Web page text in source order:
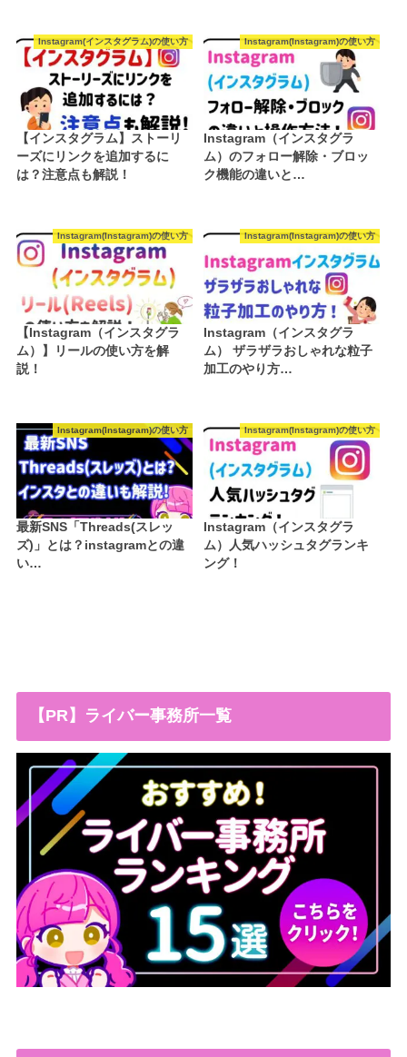
Instagram(インスタグラム)の使い方
【インスタグラム】ストーリ
ーズにリンクを追加するに
は？注意点も解説！
Instagram(Instagram)の使い方
Instagram（インスタグラ
ム）のフォロー解除・ブロッ
ク機能の違いと…
Instagram(Instagram)の使い方
【Instagram（インスタグラ
ム）】リールの使い方を解
説！
Instagram(Instagram)の使い方
Instagram（インスタグラ
ム） ザラザラおしゃれな粒子
加工のやり方…
Instagram(Instagram)の使い方
最新SNS「Threads(スレッ
ズ)」とは？instagramとの違
い…
Instagram(Instagram)の使い方
Instagram（インスタグラ
ム）人気ハッシュタグランキ
ング！
【PR】ライバー事務所一覧